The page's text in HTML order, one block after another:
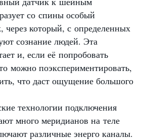
со спины особый
через который, с определенных
сознание людей. Эта
и, если её попробовать
можно поэкспериментировать,
что даст ощущение большого
технологии подключения
много меридианов на теле
различные энерго каналы.